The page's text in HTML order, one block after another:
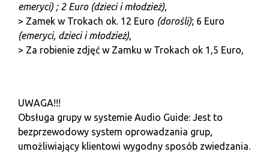
emeryci) ; 2 Euro (dzieci i młodzież),
> Zamek w Trokach ok. 12 Euro (dorośli); 6 Euro
(emeryci, dzieci i młodzież),
> Za robienie zdjęć w Zamku w Trokach ok 1,5 Euro,
UWAGA!!!
Obsługa grupy w systemie Audio Guide: Jest to
bezprzewodowy system oprowadzania grup,
umożliwiający klientowi wygodny sposób zwiedzania.